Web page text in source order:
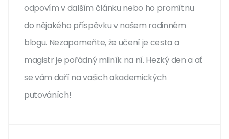
odpovím v dalším článku nebo ho promítnu
do nějakého příspěvku v našem rodinném
blogu. Nezapomeňte, že učení je cesta a
magistr je pořádný milník na ní. Hezký den a ať
se vám daří na vašich akademických
putováních!